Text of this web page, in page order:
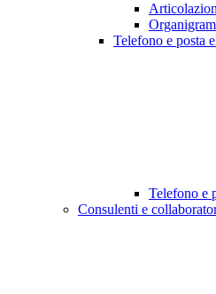
Telefono e posta
Telefono e
Consulenti e